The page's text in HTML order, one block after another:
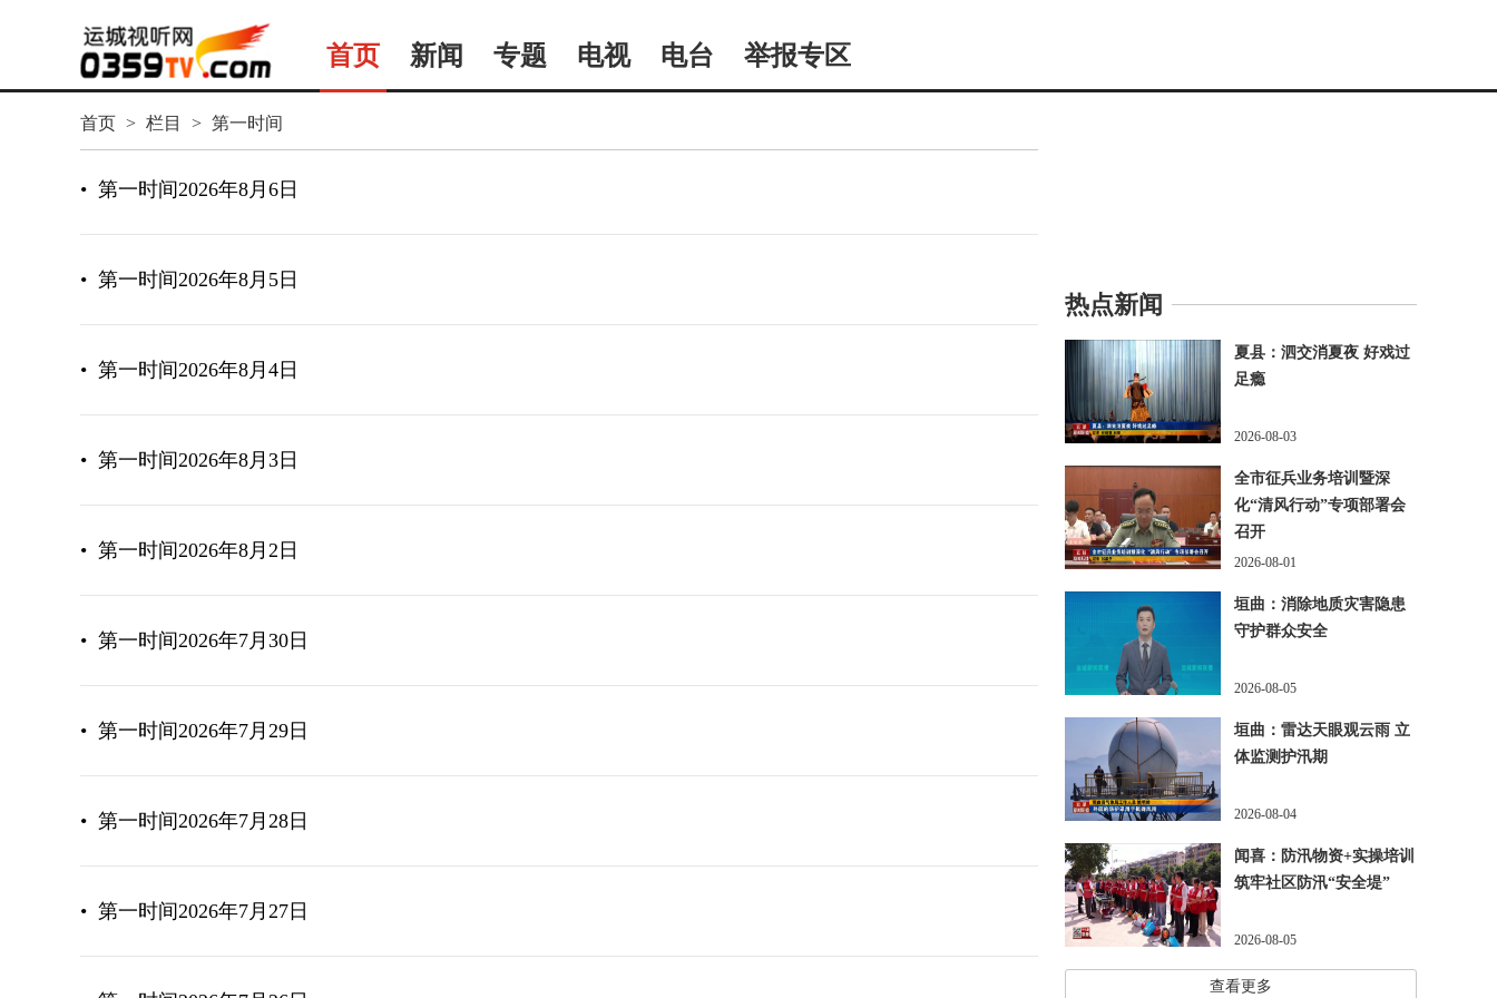
首页 新闻 专题 电视 电台 举报专区
首页 > 栏目 > 第一时间
• 第一时间2026年8月6日
• 第一时间2026年8月5日
• 第一时间2026年8月4日
• 第一时间2026年8月3日
• 第一时间2026年8月2日
• 第一时间2026年7月30日
• 第一时间2026年7月29日
• 第一时间2026年7月28日
• 第一时间2026年7月27日
热点新闻
夏县：泗交消夏夜 好戏过
足瘾
2026-08-03
全市征兵业务培训暨深
化“清风行动”专项部署会
召开
2026-08-01
垣曲：消除地质灾害隐患
守护群众安全
2026-08-05
垣曲：雷达天眼观云雨 立
体监测护汛期
2026-08-04
闻喜：防汛物资+实操培训
筑牢社区防汛“安全堤”
2026-08-05
查看更多